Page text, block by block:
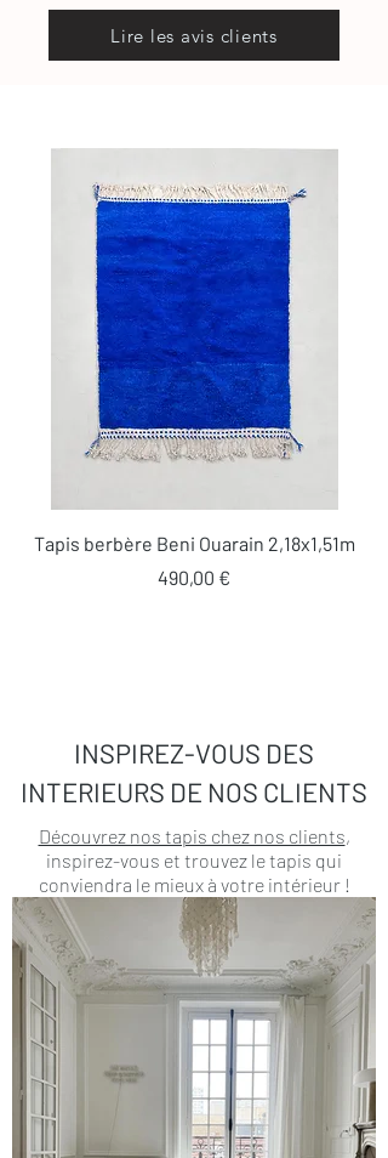
Lire les avis clients
Tapis berbère Beni Ouarain 2,18x1,51m
Prix
490,00 €
INSPIREZ-VOUS DES
INTERIEURS DE NOS CLIENTS
Découvrez nos tapis chez nos clients,
inspirez-vous et trouvez le tapis qui
conviendra le mieux à votre intérieur !